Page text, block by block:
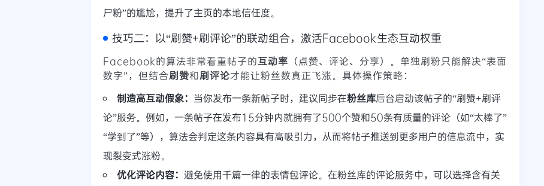
尸粉”的尴尬，提升了主页的本地信任度。
技巧二：以“刷赞+刷评论”的联动组合，激活Facebook生态互动权重
Facebook的算法非常看重帖子的互动率 （点赞、评论、分享）。单独刷粉只能解决“表面
数字”，但结合刷赞和刷评论才能让粉丝数真正飞涨。具体操作策略：
制造高互动假象： 当你发布一条新帖子时，建议同步在粉丝库后台启动该帖子的“刷赞+刷评
论”服务。例如，一条帖子在发布15分钟内就拥有了500个赞和50条有质量的评论（如“太棒了”
“学到了”等），算法会判定这条内容具有高吸引力，从而将帖子推送到更多用户的信息流中，实
现裂变式涨粉。
优化评论内容： 避免使用千篇一律的表情包评论。在粉丝库的评论服务中，可以选择含有关